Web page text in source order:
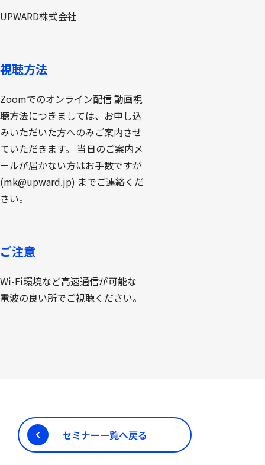
UPWARD株式会社
視聴方法
Zoomでのオンライン配信 動画視
聴方法につきましては、お申し込
みいただいた方へのみご案内させ
ていただきます。 当日のご案内メ
ールが届かない方はお手数ですが
(mk@upward.jp) までご連絡くだ
さい。
ご注意
Wi-Fi環境など高速通信が可能な
電波の良い所でご視聴ください。
セミナー一覧へ戻る